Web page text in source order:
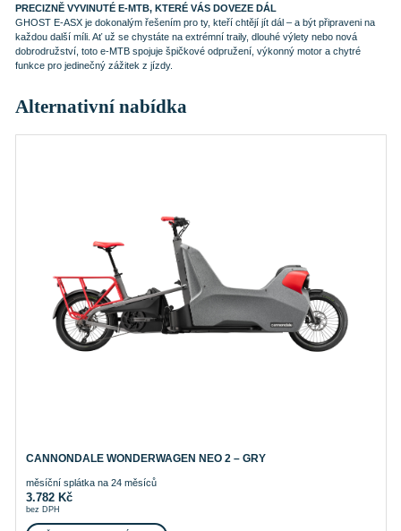
PRECIZNĚ VYVINUTÉ E-MTB, KTERÉ VÁS DOVEZE DÁL
GHOST E-ASX je dokonalým řešením pro ty, kteří chtějí jít dál – a být připraveni na
každou další míli. Ať už se chystáte na extrémní traily, dlouhé výlety nebo nová
dobrodružství, toto e-MTB spojuje špičkové odpružení, výkonný motor a chytré
funkce pro jedinečný zážitek z jízdy.
Alternativní nabídka
CANNONDALE WONDERWAGEN NEO 2 – GRY
měsíční splátka na 24 měsíců
3.782 Kč
bez DPH